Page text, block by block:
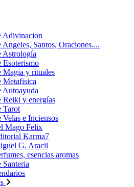
Adivinacion
Santos, Oraciones....
Astrología
Esoterismo
Magia y rituales
Metafisica
Autoayuda
Reiki y energías
Tarot
e Inciensos
Mago Felix
Karma7
G. Aracil
esencias aromas